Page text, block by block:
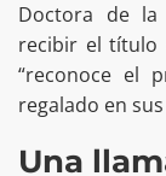
Doctora de
recibir el título
“reconoce el
regalado en
Una